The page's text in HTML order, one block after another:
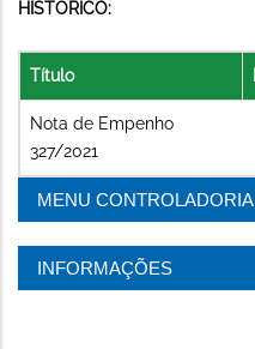
HISTÓRICO:
Título
Nota de Empenho
327/2021
MENU CONTROLADORIA
INFORMAÇÕES